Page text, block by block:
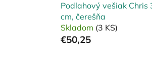
Podlahový vešiak Chris
cm, čerešňa
Skladom (3 KS)
€50,25